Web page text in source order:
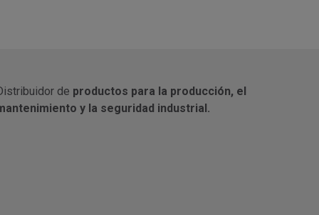
de productos para la producción, el
y la seguridad industrial.